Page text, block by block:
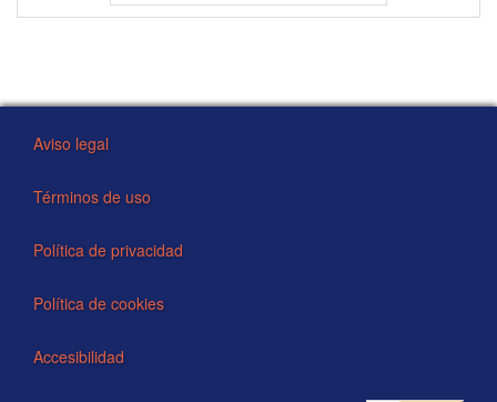
Aviso legal
Términos de uso
Política de privacidad
Política de cookies
Accesibilidad